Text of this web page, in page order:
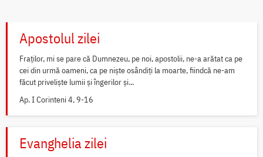
Apostolul zilei
Fraților, mi se pare că Dumnezeu, pe noi, apostolii, ne-a arătat ca pe
cei din urmă oameni, ca pe niște osândiți la moarte, fiindcă ne-am
făcut priveliște lumii și îngerilor și...
Ap. I Corinteni 4, 9-16
Evanghelia zilei